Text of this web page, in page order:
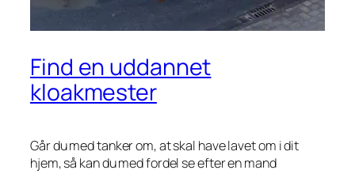
Find en uddannet
kloakmester
Går du med tanker om, at skal have lavet om i dit
hjem, så kan du med fordel se efter en mand